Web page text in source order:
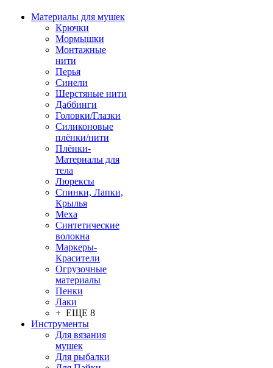
Материалы для мушек
Крючки
Мормышки
Монтажные
нити
Перья
Синели
Шерстяные нити
Даббинги
Головки/Глазки
Силиконовые
плёнки/нити
Плёнки-
Материалы для
тела
Люрексы
Спинки, Лапки,
Крылья
Меха
Синтетические
волокна
Маркеры-
Красители
Огрузочные
материалы
Пенки
Лаки
+ ЕЩЕ 8
Инструменты
Для вязания
мушек
Для рыбалки